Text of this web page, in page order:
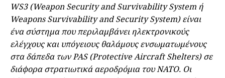
WS3 (Weapon Security and Survivability System ή
Weapons Survivability and Security System) είναι
ένα σύστημα που περιλαμβάνει ηλεκτρονικούς
ελέγχους και υπόγειους θαλάμους ενσωματωμένους
στα δάπεδα των PAS (Protective Aircraft Shelters) σε
διάφορα στρατιωτικά αεροδρόμια του ΝΑΤΟ. Οι